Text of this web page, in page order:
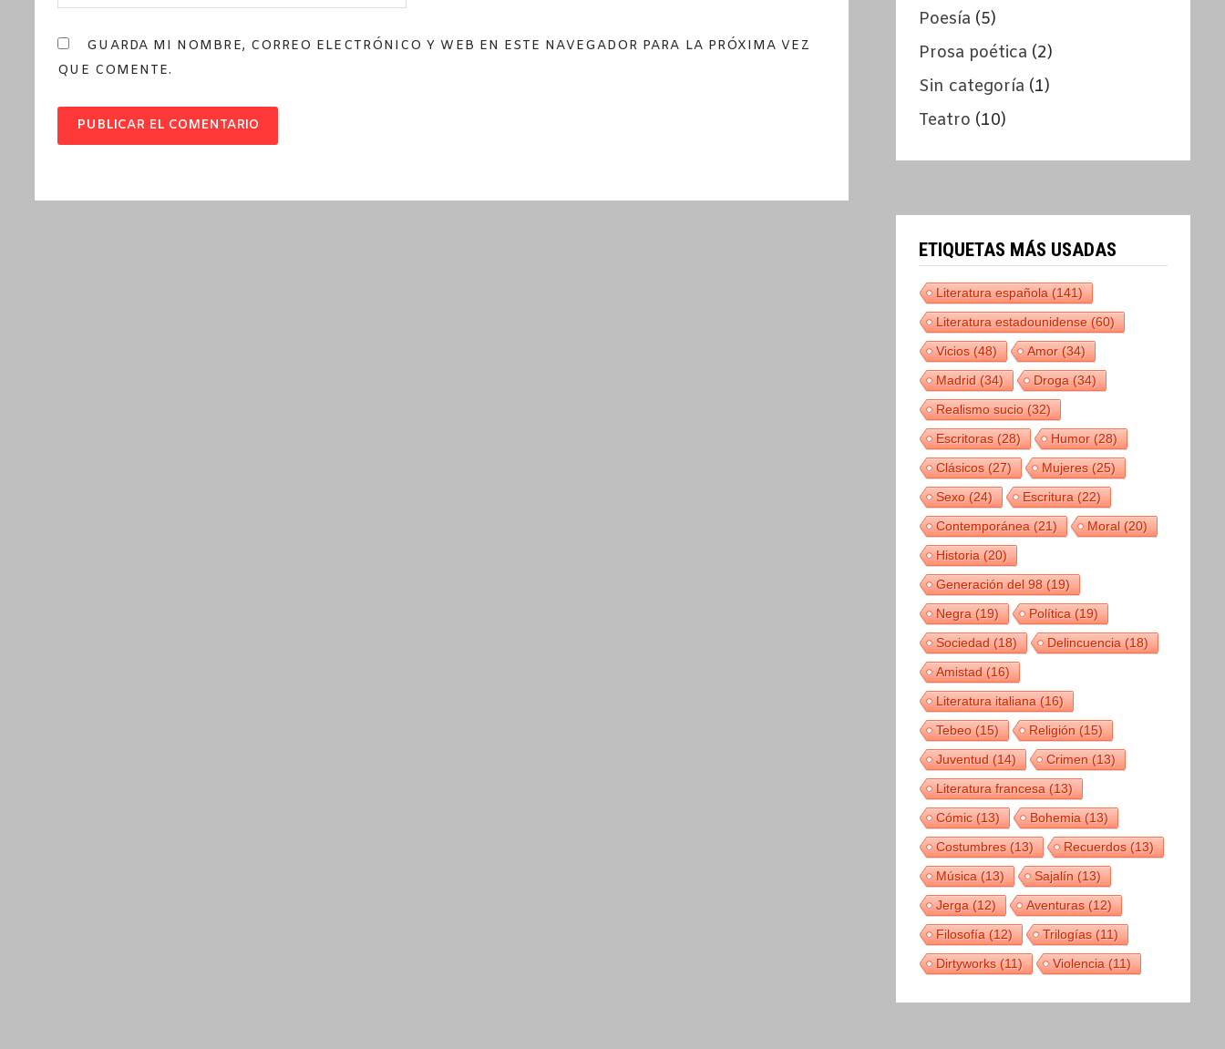
GUARDA MI NOMBRE, CORREO ELECTRÓNICO Y WEB EN ESTE NAVEGADOR PARA LA PRÓXIMA VEZ
QUE COMENTE.
Poesía (5)
Prosa poética (2)
Sin categoría (1)
Teatro (10)
ETIQUETAS MÁS USADAS
Literatura española(141)
Literatura estadounidense(60)
Vicios(48) Amor(34)
Madrid(34) Droga(34)
Realismo sucio(32)
Escritoras(28) Humor(28)
Clásicos(27) Mujeres(25)
Sexo(24) Escritura(22)
Contemporánea(21) Moral(20)
Historia(20)
Generación del 98(19)
Negra(19) Política(19)
Sociedad(18) Delincuencia(18)
Amistad(16)
Literatura italiana(16)
Tebeo(15) Religión(15)
Juventud(14) Crimen(13)
Literatura francesa(13)
Cómic(13) Bohemia(13)
Costumbres(13) Recuerdos(13)
Música(13) Sajalín(13)
Jerga(12) Aventuras(12)
Filosofía(12) Trilogías(11)
Dirtyworks(11) Violencia(11)